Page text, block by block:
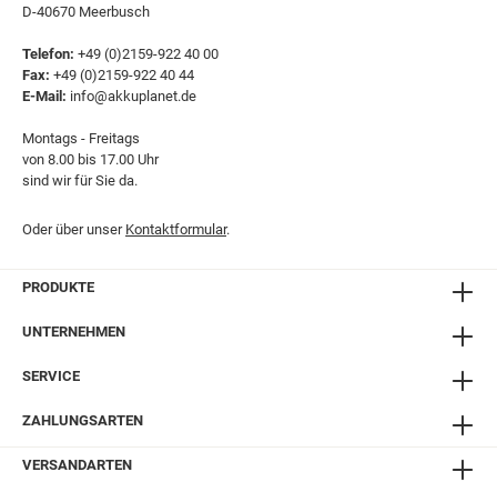
D-40670 Meerbusch
Telefon: +49 (0)2159-922 40 00
Fax: +49 (0)2159-922 40 44
E-Mail: info@akkuplanet.de
Montags - Freitags
von 8.00 bis 17.00 Uhr
sind wir für Sie da.
Oder über unser Kontaktformular.
PRODUKTE
UNTERNEHMEN
SERVICE
ZAHLUNGSARTEN
VERSANDARTEN